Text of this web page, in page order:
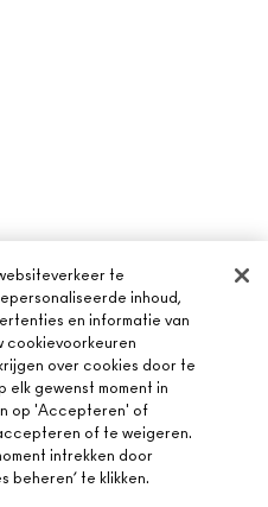
te
inhoud,
en informatie van
cookievoorkeuren
over cookies door te
elk gewenst moment in
op 'Accepteren' of
of te weigeren.
intrekken door
beheren’ te klikken.